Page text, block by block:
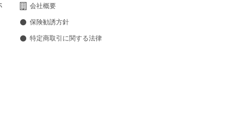
会社概要
保険勧誘方針
特定商取引に関する法律